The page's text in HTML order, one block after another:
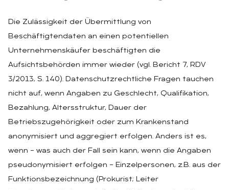
Die Zulässigkeit der Übermittlung von
Beschäftigtendaten an einen potentiellen
Unternehmenskäufer beschäftigten die
Aufsichtsbehörden immer wieder (vgl. Bericht 7, RDV
3/2013, S. 140). Datenschutzrechtliche Fragen tauchen
nicht auf, wenn Angaben zu Geschlecht, Qualifikation,
Bezahlung, Altersstruktur, Dauer der
Betriebszugehörigkeit oder zum Krankenstand
anonymisiert und aggregiert erfolgen. Anders ist es,
wenn – was auch der Fall sein kann, wenn die Angaben
pseudonymisiert erfolgen – Einzelpersonen, z.B. aus der
Funktionsbezeichnung (Prokurist; Leiter